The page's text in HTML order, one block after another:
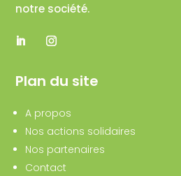
notre société.
Plan du site
A propos
Nos actions solidaires
Nos partenaires
Contact